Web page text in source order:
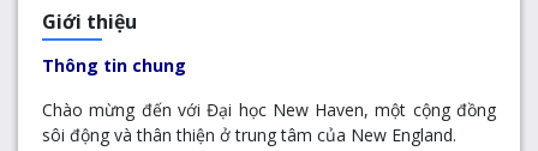
Giới thiệu
Thông tin chung
Chào mừng đến với Đại học New Haven, một cộng đồng
sôi động và thân thiện ở trung tâm của New England.